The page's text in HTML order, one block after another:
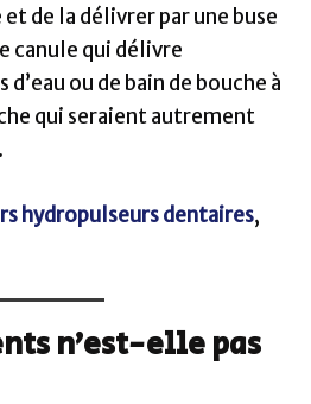
de la délivrer par une buse
canule qui délivre
ou de bain de bouche à
qui seraient autrement
hydropulseurs dentaires,
n’est-elle pas